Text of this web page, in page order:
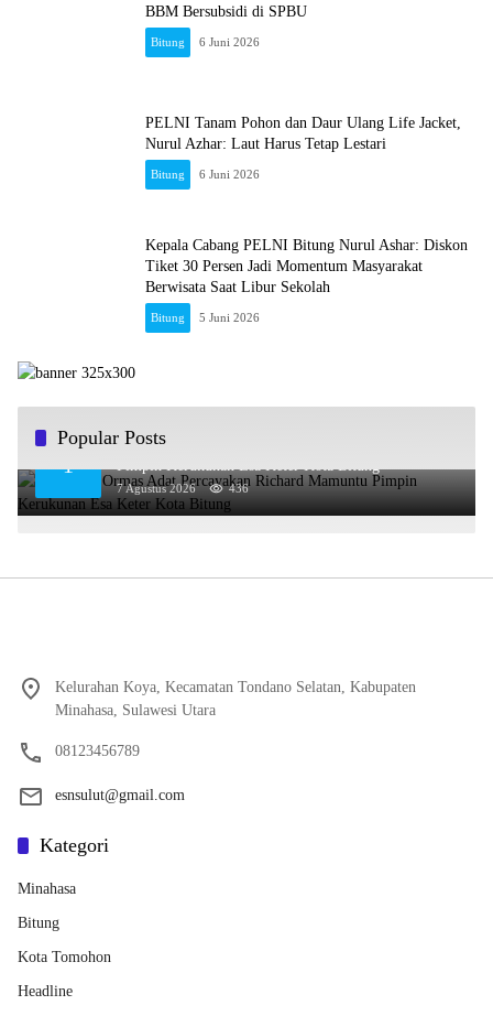
BBM Bersubsidi di SPBU
Bitung 6 Juni 2026
PELNI Tanam Pohon dan Daur Ulang Life Jacket,
Nurul Azhar: Laut Harus Tetap Lestari
Bitung 6 Juni 2026
Kepala Cabang PELNI Bitung Nurul Ashar: Diskon
Tiket 30 Persen Jadi Momentum Masyarakat
Berwisata Saat Libur Sekolah
Bitung 5 Juni 2026
Popular Posts
1
Gabungan Ormas Adat Percayakan Richard Mamuntu
Pimpin Kerukunan Esa Keter Kota Bitung
7 Agustus 2026 436
Kelurahan Koya, Kecamatan Tondano Selatan, Kabupaten
Minahasa, Sulawesi Utara
08123456789
esnsulut@gmail.com
Kategori
Minahasa
Bitung
Kota Tomohon
Headline